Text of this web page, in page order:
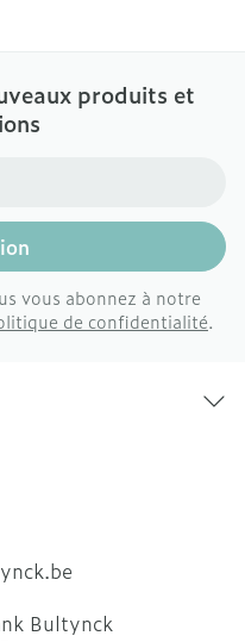
produits et
vous abonnez à notre
de confidentialité.
Bultynck